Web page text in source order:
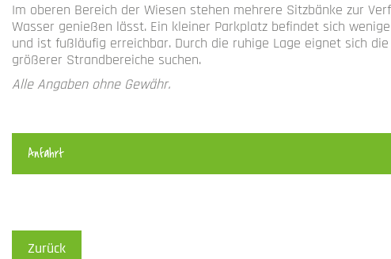
Im oberen Bereich der Wiesen stehen mehrere Sitzbänke zur
Wasser genießen lässt. Ein kleiner Parkplatz befindet sich
und ist fußläufig erreichbar. Durch die ruhige Lage eignet sich
größerer Strandbereiche suchen.
Alle Angaben ohne Gewähr.
Anfahrt
Zurück